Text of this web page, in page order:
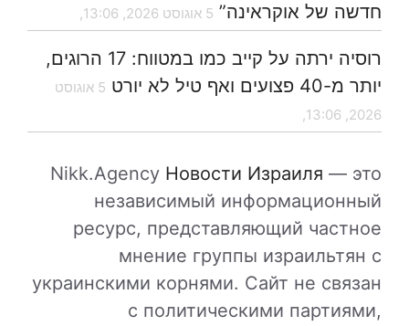
חדשה של אוקראינה” 5 אוגוסט 2026, 13:06,
רוסיה ירתה על קייב כמו במטווח: 17 הרוגים,
יותר מ-40 פצועים ואף טיל לא יורט
5 אוגוסט
2026, 13:06,
Nikk.Agency Новости Израиля — это
независимый информационный
ресурс, представляющий частное
мнение группы израильтян с
украинскими корнями. Сайт не связан
с политическими партиями,